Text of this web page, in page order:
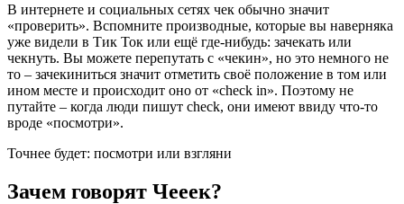
В интернете и социальных сетях чек обычно значит
«проверить». Вспомните производные, которые вы наверняка
уже видели в Тик Ток или ещё где-нибудь: зачекать или
чекнуть. Вы можете перепутать с «чекин», но это немного не
то – зачекиниться значит отметить своё положение в том или
ином месте и происходит оно от «check in». Поэтому не
путайте – когда люди пишут check, они имеют ввиду что-то
вроде «посмотри».
Точнее будет: посмотри или взгляни
Зачем говорят Чееек?